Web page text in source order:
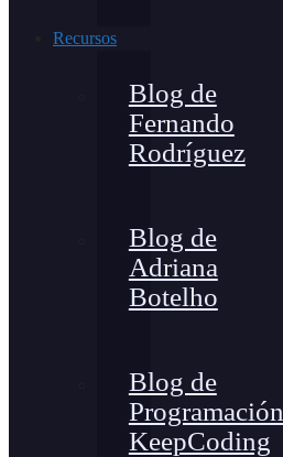
Recursos
Blog de
Fernando
Rodríguez
Blog de
Adriana
Botelho
Blog de
Programación
KeepCoding